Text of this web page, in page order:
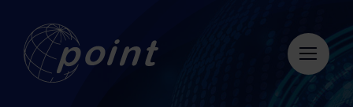
zawartości